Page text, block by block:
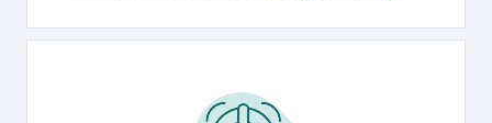
Eine gute Reise vereint ein